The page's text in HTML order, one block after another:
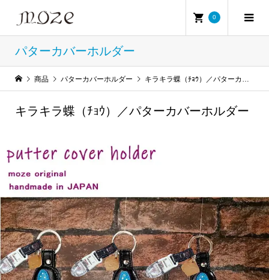
0
パターカバーホルダー
商品 パターカバーホルダー キラキラ蝶（ﾁｮｳ）／パターカバーホルダー
キラキラ蝶（ﾁｮｳ）／パターカバーホルダー